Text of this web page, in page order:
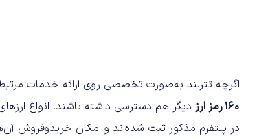
اگرچه تترلند به‌صورت تخصصی روی ارائه خدمات مرتبط
۱۶۰ رمز ارز
دیگر هم دسترسی داشته باشند. انواع
در پلتفرم مذکور ثبت شده‌اند و امکان خریدوفروش